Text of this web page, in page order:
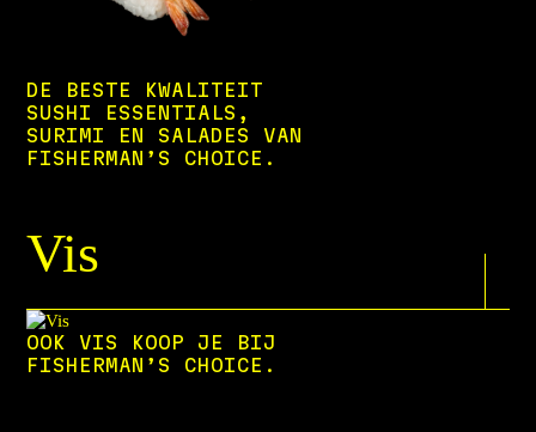
DE BESTE KWALITEIT
SUSHI ESSENTIALS,
SURIMI EN SALADES VAN
FISHERMAN’S CHOICE.
Vis
OOK VIS KOOP JE BIJ
FISHERMAN’S CHOICE.